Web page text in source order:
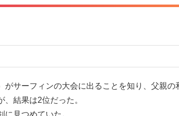
サーフィンの大会に出ることを知り、父親の
結果は2位だった。
見つめていた。